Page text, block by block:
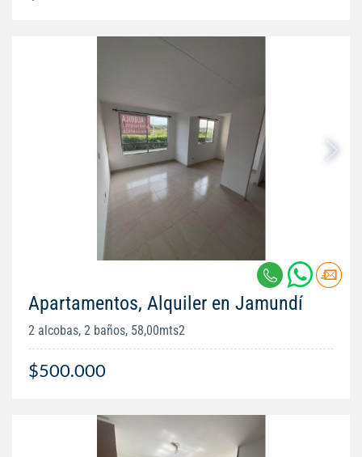
Apartamentos, Alquiler en Jamundí
2 alcobas, 2 baños, 58,00mts2
$500.000